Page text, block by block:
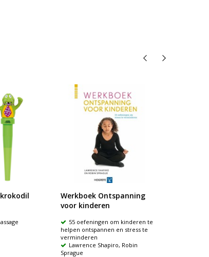
Werkboek Ontspanning
voor kinderen
55 oefeningen om kinderen te
helpen ontspannen en stress te
verminderen
Lawrence Shapiro, Robin
Sprague